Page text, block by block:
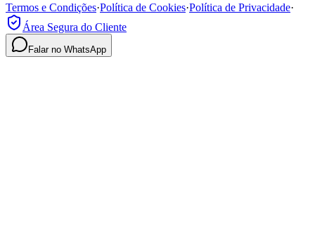
Termos e Condições·Política de Cookies·Política de Privacidade·
Área Segura do Cliente
Falar no WhatsApp